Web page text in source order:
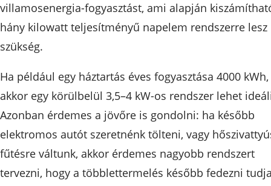
villamosenergia-fogyasztást, ami alapján
hány kilowatt teljesítményű napelem rendszerre lesz
szükség.
Ha például egy háztartás éves fogyasztása 4000 kWh,
akkor egy körülbelül 3,5–4 kW-os rendszer lehet
Azonban érdemes a jövőre is gondolni: ha később
elektromos autót szeretnénk tölteni, vagy
fűtésre váltunk, akkor érdemes nagyobb rendszert
tervezni, hogy a többlettermelés később fedezni